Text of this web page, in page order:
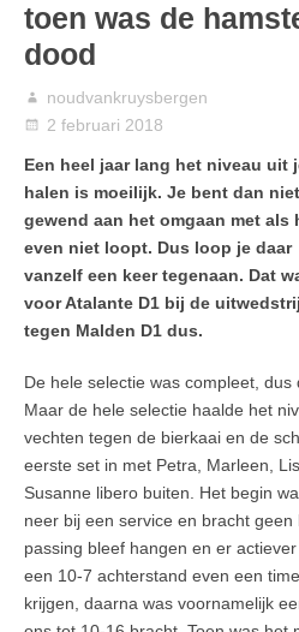
toen was de
dood
noudvankruysbergen
2 februari 2018
Een heel jaar lang het niveau uit
halen is moeilijk. Je bent dan niet
gewend aan het omgaan met als
even niet loopt. Dus loop je daar
vanzelf een keer tegenaan. Dat
voor Atalante D1 bij de
tegen Malden D1 dus.
De hele selectie was compleet, dus
Maar de hele selectie haalde het
vechten tegen de bierkaai en de
eerste set in met Petra, Marleen,
Susanne libero buiten. Het begin
neer bij een service en bracht geen
passing bleef hangen en er
een 10-7 achterstand even een
krijgen, daarna was voornamelijk